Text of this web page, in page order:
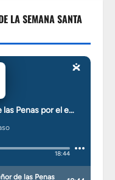
LA SEMANA SANTA